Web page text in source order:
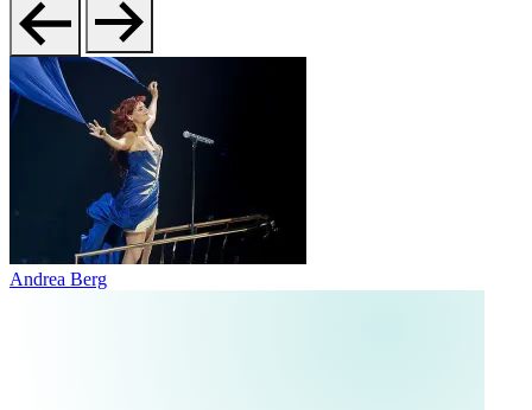
Andrea Berg